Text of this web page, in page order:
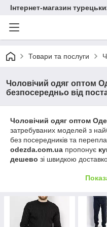
Інтернет-магазин
Товари та послуги
Чоловічий одяг оптом
безпосередньо від
Чоловічий одяг оптом
затребуваних моделей з
без посередників та
odezda.com.ua пропонує
дешево зі швидкою
,
оптовими цінами.
👉 Якщо вам потрібний
отримуєте готове рішення